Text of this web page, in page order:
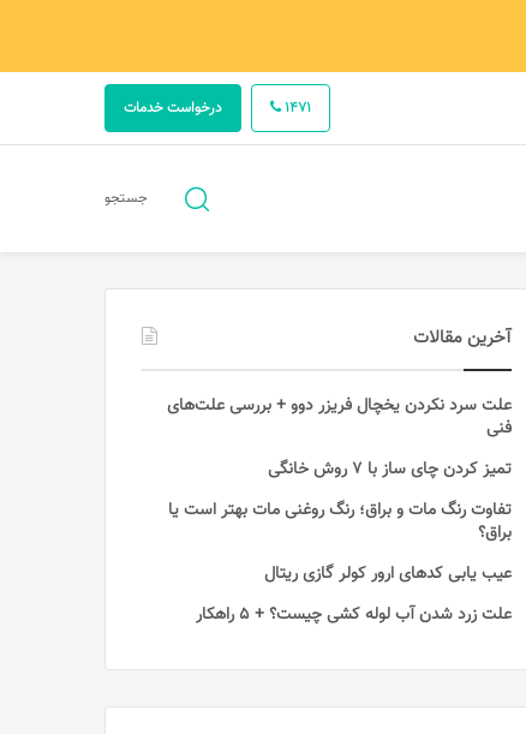
درخواست خدمات 1471
جستجوجستجو
آخرین مقالات
علت سرد نکردن یخچال فریزر دوو + بررسی علت‌های
فنی
تمیز کردن چای ساز با ۷ روش خانگی
تفاوت رنگ مات و براق؛ رنگ روغنی مات بهتر است یا
براق؟
عیب یابی کدهای ارور کولر گازی ریتال
علت زرد شدن آب لوله کشی چیست؟ + 5 راهکار